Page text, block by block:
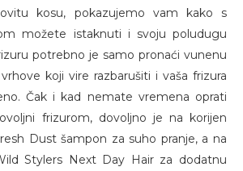
kosu, pokazujemo vam kako s
možete istaknuti i svoju poludugu
potrebno je samo pronaći vunenu
koji vire razbarušiti i vaša frizura
Čak i kad nemate vremena oprati
frizurom, dovoljno je na korijen
Dust šampon za suho pranje, a na
Stylers Next Day Hair za dodatnu